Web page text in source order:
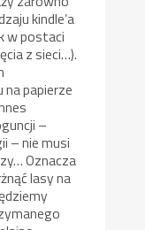
kindle’a
w postaci
z sieci…).
papierze
–
– nie musi
Oznacza
lasy na